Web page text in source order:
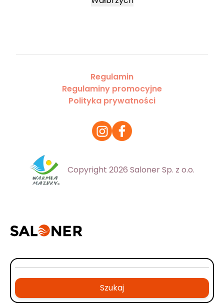
Regulamin
Regulaminy promocyjne
Polityka prywatności
Copyright 2026 Saloner Sp. z o.o.
Szukaj